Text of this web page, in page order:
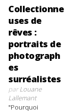
Collectionne
uses de
rêves :
portraits de
photograph
es
surréalistes
parLouane
Lallemant
"Pourquoi